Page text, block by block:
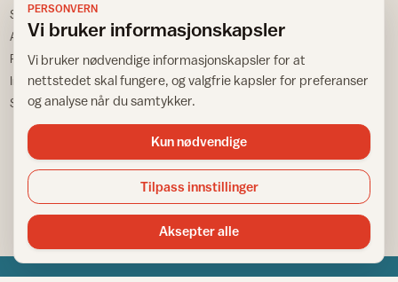
Samarbeidspartnere
Annonsere
Personvernerklæring
Informasjonskapsler
Sitemap
Huskeliste
VÅRE NETTSTEDER
Gulvfakta
Tapetfakta
PERSONVERN
Vi bruker informasjonskapsler
Vi bruker nødvendige informasjonskapsler for at
nettstedet skal fungere, og valgfrie kapsler for preferanser
og analyse når du samtykker.
Kun nødvendige
Tilpass innstillinger
Aksepter alle